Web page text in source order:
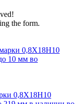
the form.
0,8Х18Н10
10 мм во
0,8Х18Н10